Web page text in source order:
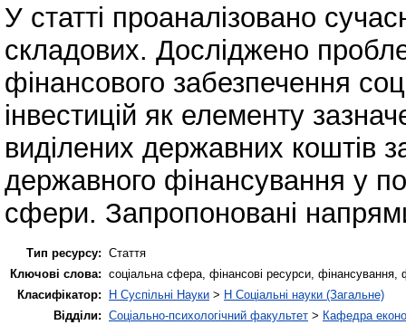
У статті проаналізовано
складових. Досліджено
фінансового забезпечення
інвестицій як елементу
виділених державних коштів
державного фінансування у
сфери. Запропоновані
Тип ресурсу: Стаття
Ключові слова: соціальна сфера, фінансові ресурси, фінансування,
Класифікатор:
H Суспільні Науки > H Соціальні науки (Загальне)
Відділи: Соціально-психологічний факультет > Кафедра